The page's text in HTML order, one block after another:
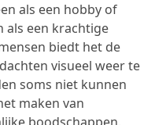
als een hobby of
als een krachtige
biedt het de
visueel weer te
soms niet kunnen
maken van